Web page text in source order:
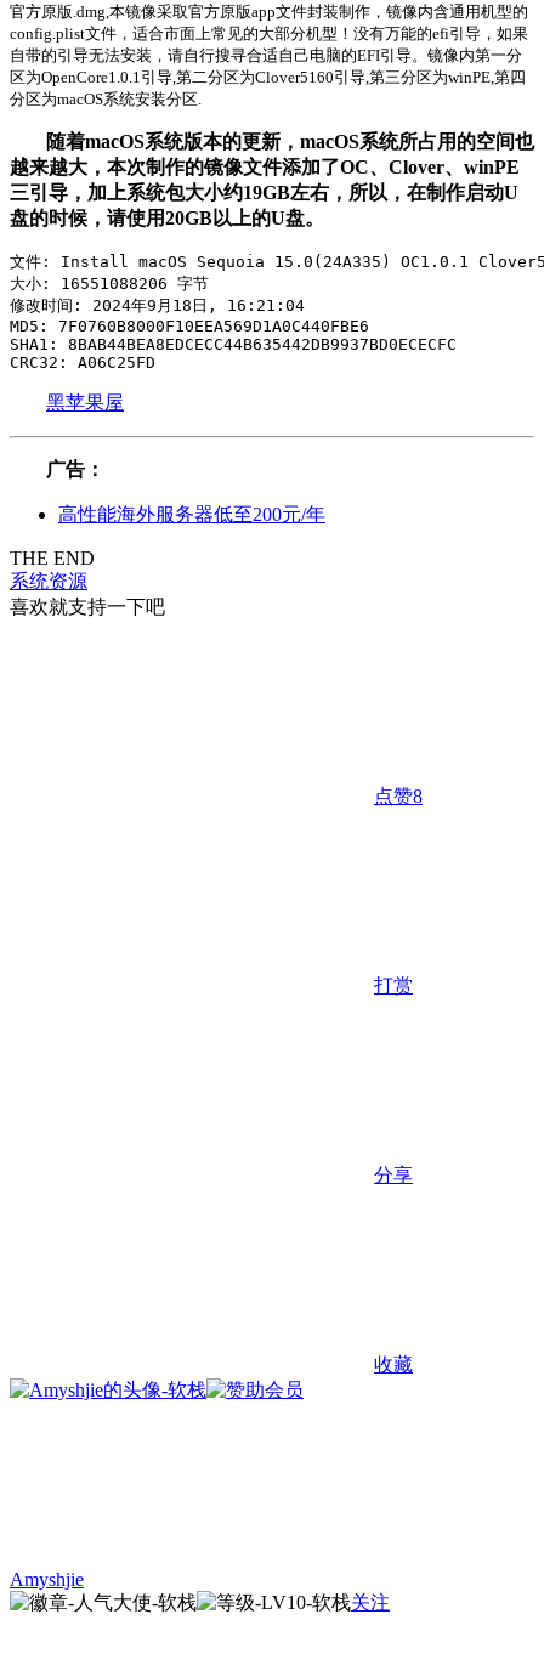
官方原版.dmg,本镜像采取官方原版app文件封装制作，镜像内含通用机型的
config.plist文件，适合市面上常见的大部分机型！没有万能的efi引导，如果
自带的引导无法安装，请自行搜寻合适自己电脑的EFI引导。镜像内第一分
区为OpenCore1.0.1引导,第二分区为Clover5160引导,第三分区为winPE,第四
分区为macOS系统安装分区.
随着macOS系统版本的更新，macOS系统所占用的空间也
越来越大，本次制作的镜像文件添加了OC、Clover、winPE
三引导，加上系统包大小约19GB左右，所以，在制作启动U
盘的时候，请使用20GB以上的U盘。
文件: Install macOS Sequoia 15.0(24A335) OC1.0.1
大小: 16551088206 字节
修改时间: 2024年9月18日, 16:21:04
MD5: 7F0760B8000F10EEA569D1A0C440FBE6
SHA1: 8BAB44BEA8EDCECC44B635442DB9937BD0ECECFC
CRC32: A06C25FD
黑苹果屋
广告：
高性能海外服务器低至200元/年
THE END
系统资源
喜欢就支持一下吧
点赞8
打赏
分享
收藏
Amyshjie
关注